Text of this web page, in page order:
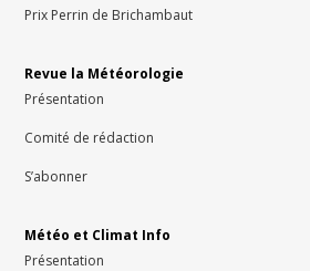
Prix Perrin de Brichambaut
Revue la Météorologie
Présentation
Comité de rédaction
S’abonner
Météo et Climat Info
Présentation